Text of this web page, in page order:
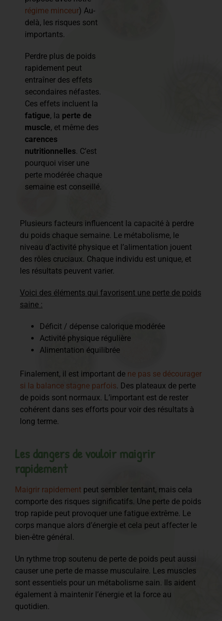
régime minceur) Au-
delà, les risques sont
importants.
Perdre plus de poids
rapidement peut
entraîner des effets
secondaires néfastes.
Ces effets incluent la
fatigue, la perte de
muscle, et même des
carences
nutritionnelles. C’est
pourquoi viser une
perte modérée chaque
semaine est conseillé.
Plusieurs facteurs influencent la capacité à perdre
du poids chaque semaine. Le métabolisme, le
niveau d’activité physique et l’alimentation jouent
des rôles cruciaux. Chaque individu est unique, et
les résultats peuvent varier.
Voici des éléments qui favorisent une perte de poids
saine :
Déficit / dépense calorique modérée
Activité physique régulière
Alimentation équilibrée
Finalement, il est important de ne pas se décourager
si la balance stagne parfois. Des plateaux de perte
de poids sont normaux. L’important est de rester
cohérent dans ses efforts pour voir des résultats à
long terme.
Les dangers de vouloir maigrir
rapidement
Maigrir rapidement peut sembler tentant, mais cela
comporte des risques significatifs. Une perte de poids
trop rapide peut provoquer une fatigue extrême. Le
corps manque alors d’énergie et cela peut affecter le
bien-être général.
Un rythme trop soutenu de perte de poids peut aussi
causer une perte de masse musculaire. Les muscles
sont essentiels pour un métabolisme sain. Ils aident
également à maintenir l’énergie et la force au
quotidien.